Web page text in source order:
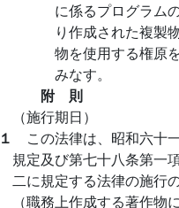
に係るプログラム
り作成された複製
物を使用する権原
みなす。
附 則
（施行期日）
１ この法律は、昭和六十
規定及び第七十八条第一
二に規定する法律の施行
（職務上作成する著作物